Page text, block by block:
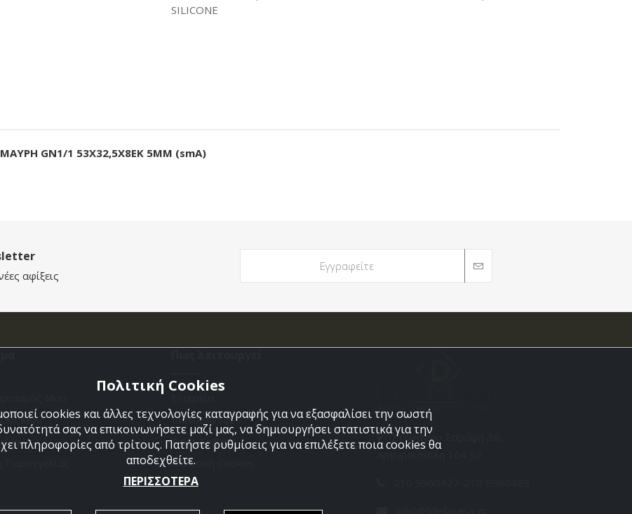
SILICONE
ΜΑΥΡΗ GN1/1 53Χ32,5Χ8EK 5ΜΜ (smA)
αφίξεις
Μου
Επικοινωνια
Όροι Χρήσης
Πολιτική Cookies
Στεφάνου Σαράφη 36,
Πολιτική Cookies
cookies και άλλες τεχνολογίες καταγραφής για να εξασφαλίσει την σωστή
σας να επικοινωνήσετε μαζί μας, να δημιουργήσει στατιστικά για την
πληροφορίες από τρίτους. Πατήστε ρυθμίσεις για να επιλέξετε ποια cookies θα
αποδεχθείτε.
ΠΕΡΙΣΣΟΤΕΡΑ